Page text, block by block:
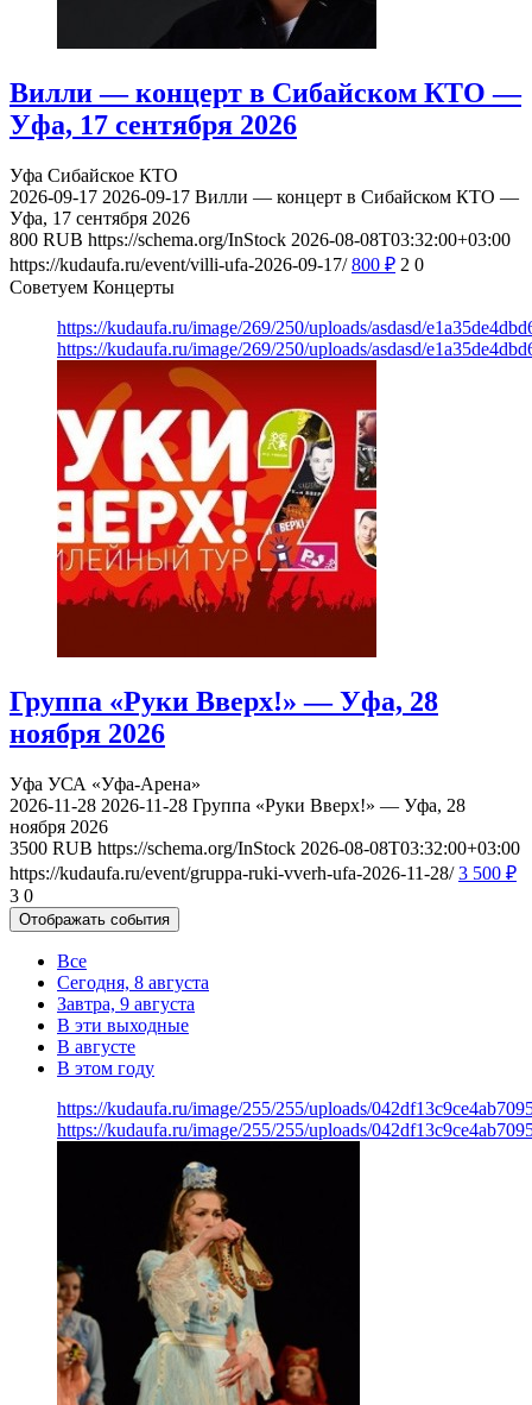
Вилли — концерт в Сибайском КТО —
Уфа, 17 сентября 2026
Уфа Сибайское КТО
2026-09-17 2026-09-17 Вилли — концерт в Сибайском КТО —
Уфа, 17 сентября 2026
800 RUB https://schema.org/InStock 2026-08-08T03:32:00+03:00
https://kudaufa.ru/event/villi-ufa-2026-09-17/ 800 ₽ 2 0
Советуем Концерты
https://kudaufa.ru/image/269/250/uploads/asdasd/
https://kudaufa.ru/image/269/250/uploads/asdasd/
Группа «Руки Вверх!» — Уфа, 28
ноября 2026
Уфа УСА «Уфа-Арена»
2026-11-28 2026-11-28 Группа «Руки Вверх!» — Уфа, 28
ноября 2026
3500 RUB https://schema.org/InStock 2026-08-08T03:32:00+03:00
https://kudaufa.ru/event/gruppa-ruki-vverh-ufa-2026-11-28/ 3 500 ₽
3 0
Отображать события
Все
Сегодня, 8 августа
Завтра, 9 августа
В эти выходные
В августе
В этом году
https://kudaufa.ru/image/255/255/uploads/
https://kudaufa.ru/image/255/255/uploads/